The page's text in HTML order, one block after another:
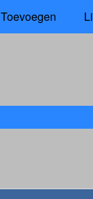
Toevoegen